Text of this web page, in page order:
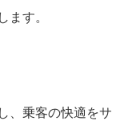
ます。
、乗客の快適をサ